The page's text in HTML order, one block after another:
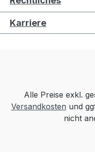
Karriere
Alle Preise exkl.
Versandkosten und
nicht